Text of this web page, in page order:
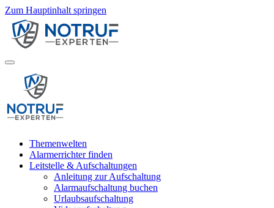
Zum Hauptinhalt springen
Themenwelten
Alarmerrichter finden
Leitstelle & Aufschaltungen
Anleitung zur Aufschaltung
Alarmaufschaltung buchen
Urlaubsaufschaltung